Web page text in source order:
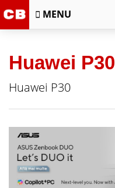
MENU
Huawei P30
Huawei P30